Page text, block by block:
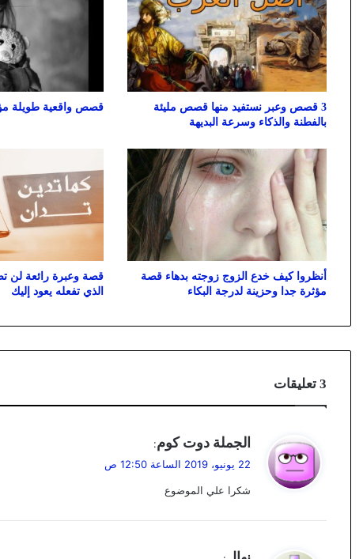
3 قصص وعبر نستفيد منها قصص مليئة
بالفطنة والذكاء وسرعة البديهة
قصص واقعية طويلة
أنظروا كيف خدع الزوج زوجته بدهاء قصة
مؤثرة جدا وحزينة لدرجة البكاء
قصة وعبرة رائعة لن
الذي تفعله يعود إليك
‫3 تعليقات
ي
ل
الجملة دوت كوم:
22 يونيو، 2019 الساعة 12:50 ص
شكرا علي الموضوع
ي